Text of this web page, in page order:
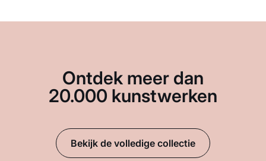
Ontdek meer dan
20.000 kunstwerken
Bekijk de volledige collectie